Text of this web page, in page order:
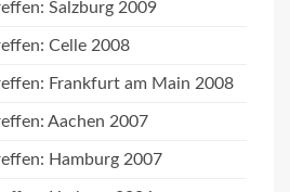
Salzburg 2009
Celle 2008
Frankfurt am Main 2008
Aachen 2007
Hamburg 2007